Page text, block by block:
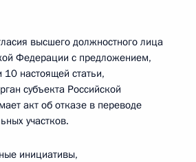
высшего должностного лица
Федерации с предложением,
настоящей статьи,
субъекта Российской
акт об отказе в переводе
участков.
инициативы,